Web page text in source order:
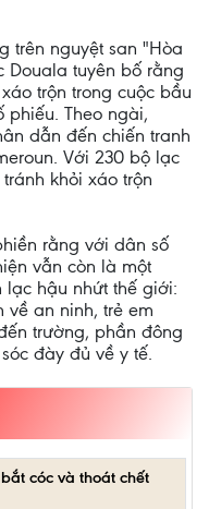
trên nguyệt san "Hòa
Douala tuyên bố rằng
trộn trong cuộc bầu
Theo ngài,
dẫn đến chiến tranh
Với 230 bộ lạc
khỏi xáo trộn
rằng với dân số
vẫn còn là một
hậu nhứt thế giới:
an ninh, trẻ em
trường, phần đông
đày đủ về y tế.
cóc và thoát chết